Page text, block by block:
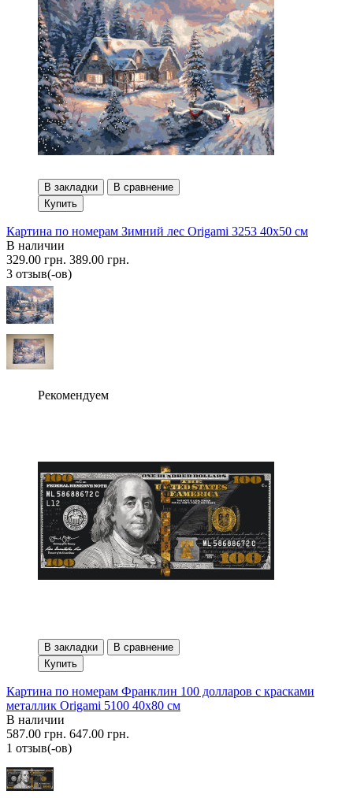
В закладки
В сравнение
Купить
Картина по номерам Зимний лес Origami 3253 40x50 см
В наличии
329.00 грн. 389.00 грн.
3 отзыв(-ов)
Рекомендуем
В закладки
В сравнение
Купить
Картина по номерам Франклин 100 долларов с красками
металлик Origami 5100 40x80 см
В наличии
587.00 грн. 647.00 грн.
1 отзыв(-ов)